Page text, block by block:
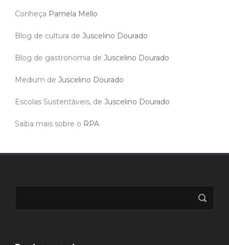
Conheça Pamela Mello
Blog de cultura de Juscelino Dourado
Blog de gastronomia de Juscelino Dourado
Medium de Juscelino Dourado
Escolas Sustentáveis, de Juscelino Dourado
Saiba mais sobre o RPA